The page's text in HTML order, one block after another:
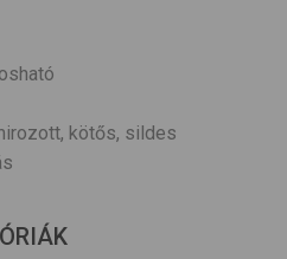
kötős, sildes